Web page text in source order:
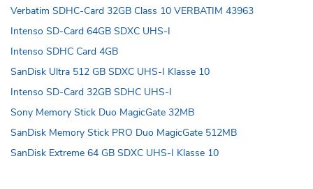
Verbatim SDHC-Card 32GB Class 10 VERBATIM 43963
Intenso SD-Card 64GB SDXC UHS-I
Intenso SDHC Card 4GB
SanDisk Ultra 512 GB SDXC UHS-I Klasse 10
Intenso SD-Card 32GB SDHC UHS-I
Sony Memory Stick Duo MagicGate 32MB
SanDisk Memory Stick PRO Duo MagicGate 512MB
SanDisk Extreme 64 GB SDXC UHS-I Klasse 10